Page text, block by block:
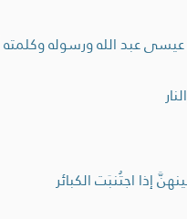
عبد الله ورسوله وكلمته
إذا اجتُنبَت الكبائر